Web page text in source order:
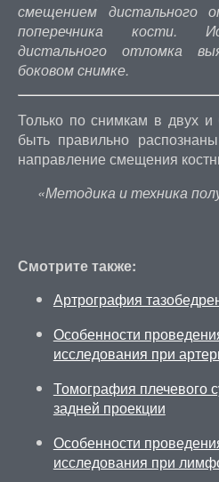
смещением дистального
поперечника кости.
дистального отломка
боковом снимке.
Только по снимкам в двух и
быть правильно
направление смещения
«Методика и техника
Смотрите также:
Артрография
Особенности
исследования при
Томография плечевого
задней проекции
Особенности
исследования при